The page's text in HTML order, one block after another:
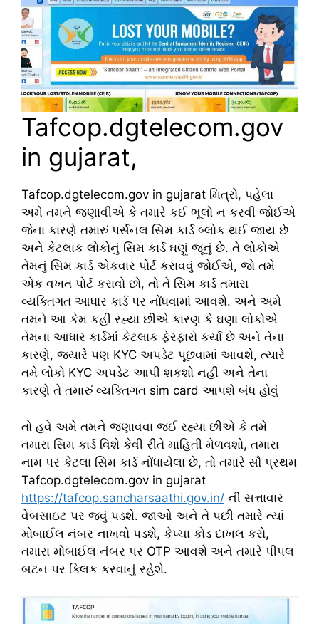
Tafcop.dgtelecom.gov
in gujarat,
Tafcop.dgtelecom.gov in gujarat મિત્રો, પહેલા
અમે તમને જણાવીએ કે તમારે કઈ ભૂલો ન કરવી જોઈએ
જેના કારણે તમારું પર્સનલ સિમ કાર્ડ બ્લોક થઈ જાય છે
અને કેટલાક લોકોનું સિમ કાર્ડ ઘણું જૂનું છે. તે લોકોએ
તેમનું સિમ કાર્ડ એકવાર પોર્ટ કરાવવું જોઈએ, જો તમે
એક વખત પોર્ટ કરાવો છો, તો તે સિમ કાર્ડ તમારા
વ્યક્તિગત આધાર કાર્ડ પર નોંધવામાં આવશે. અને અમે
તમને આ કેમ કહી રહ્યા છીએ કારણ કે ઘણા લોકોએ
તેમના આધાર કાર્ડમાં કેટલાક ફેરફારો કર્યા છે અને તેના
કારણે, જ્યારે પણ KYC અપડેટ પૂછવામાં આવશે, ત્યારે
તમે લોકો KYC અપડેટ આપી શકશો નહીં અને તેના
કારણે તે તમારું વ્યક્તિગત sim card આપશે બંધ હોવું
તો હવે અમે તમને જણાવવા જઈ રહ્યા છીએ કે તમે
તમારા સિમ કાર્ડ વિશે કેવી રીતે માહિતી મેળવશો, તમારા
નામ પર કેટલા સિમ કાર્ડ નોંધાયેલા છે, તો તમારે સૌ પ્રથમ
Tafcop.dgtelecom.gov in gujarat
https://tafcop.sancharsaathi.gov.in/ ની સત્તાવાર
વેબસાઇટ પર જવું પડશે. જાઓ અને તે પછી તમારે ત્યાં
મોબાઈલ નંબર નાખવો પડશે, કેપ્ચા કોડ દાખલ કરો,
તમારા મોબાઈલ નંબર પર OTP આવશે અને તમારે પીપલ
બટન પર ક્લિક કરવાનું રહેશે.